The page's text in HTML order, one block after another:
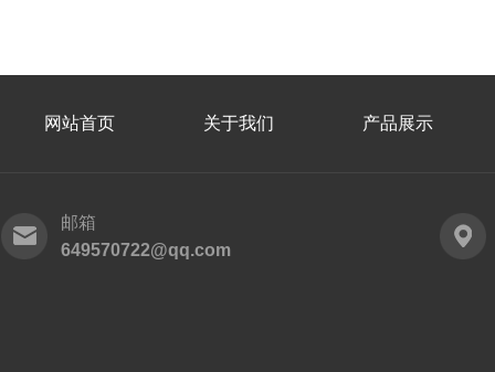
网站首页 关于我们 产品展示
邮箱
649570722@qq.com